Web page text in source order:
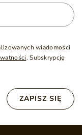
wiadomości
. Subskrypcję
ZAPISZ SIĘ